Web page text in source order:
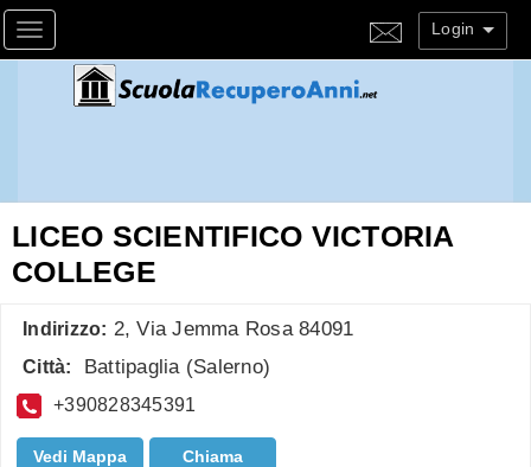
Toggle navigation Login
LICEO SCIENTIFICO VICTORIA
COLLEGE
Indirizzo: 2, Via Jemma Rosa 84091
Città: Battipaglia (Salerno)
+390828345391
Vedi Mappa Chiama